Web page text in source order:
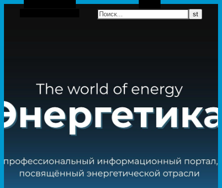
Боковая панель